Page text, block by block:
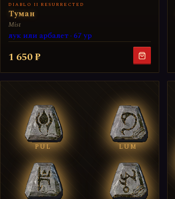
DIABLO II RESURRECTED
Туман
Mist
лук или арбалет · 67 ур
1 650 ₽
PUL LUM